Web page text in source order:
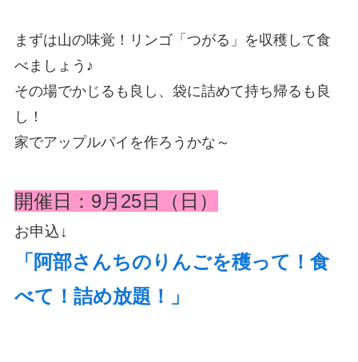
まずは山の味覚！リンゴ「つがる」を収穫して食
べましょう♪
その場でかじるも良し、袋に詰めて持ち帰るも良
し！
家でアップルパイを作ろうかな～
開催日：9月25日（日）
お申込↓
「阿部さんちのりんごを穫って！食
べて！詰め放題！」